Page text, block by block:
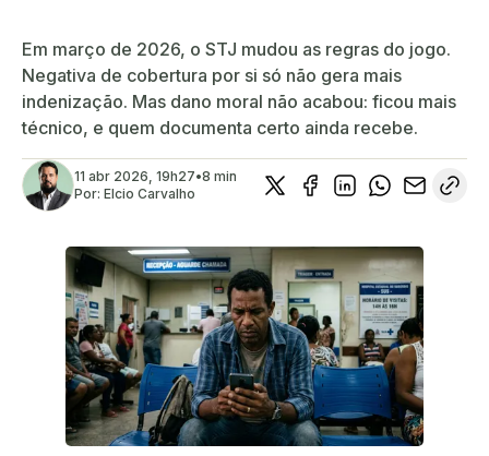
Em março de 2026, o STJ mudou as regras do jogo.
Negativa de cobertura por si só não gera mais
indenização. Mas dano moral não acabou: ficou mais
técnico, e quem documenta certo ainda recebe.
11 abr 2026, 19h27•8 min
Por: Elcio Carvalho